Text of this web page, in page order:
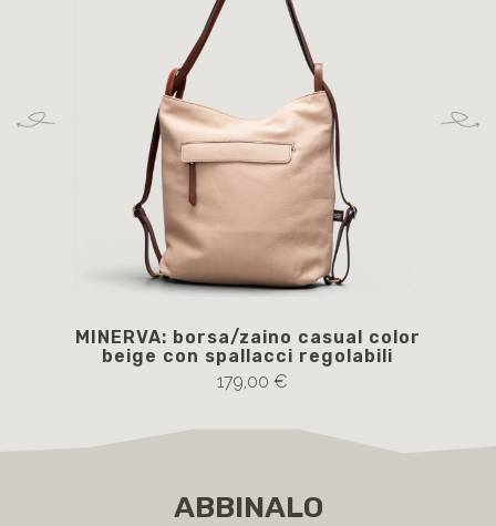
MINERVA: borsa/zaino casual color
beige con spallacci regolabili
179,00 €
ABBINALO